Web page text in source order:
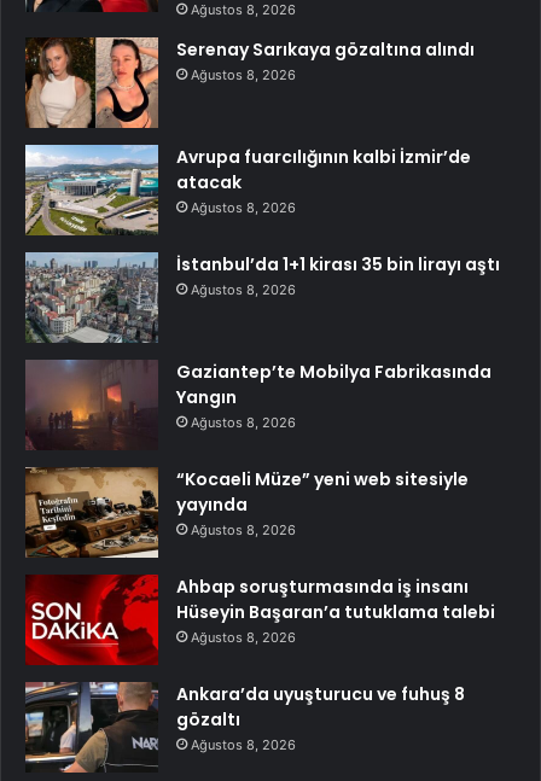
Ağustos 8, 2026
Serenay Sarıkaya gözaltına alındı
Ağustos 8, 2026
Avrupa fuarcılığının kalbi İzmir’de
atacak
Ağustos 8, 2026
İstanbul’da 1+1 kirası 35 bin lirayı aştı
Ağustos 8, 2026
Gaziantep’te Mobilya Fabrikasında
Yangın
Ağustos 8, 2026
“Kocaeli Müze” yeni web sitesiyle
yayında
Ağustos 8, 2026
Ahbap soruşturmasında iş insanı
Hüseyin Başaran’a tutuklama talebi
Ağustos 8, 2026
Ankara’da uyuşturucu ve fuhuş 8
gözaltı
Ağustos 8, 2026